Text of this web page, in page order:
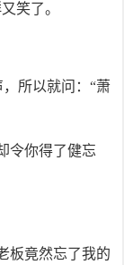
笑了。
所以就问：“萧
令你得了健忘
板竟然忘了我的